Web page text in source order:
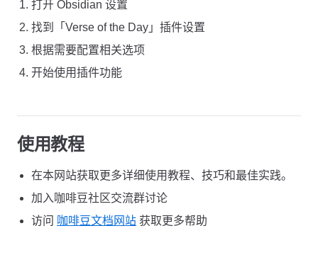
打开 Obsidian 设置
找到「Verse of the Day」插件设置
根据需要配置相关选项
开始使用插件功能
使用教程
在本网站获取更多详细使用教程、技巧和最佳实践。
加入咖啡豆社区交流群讨论
访问 咖啡豆文档网站 获取更多帮助